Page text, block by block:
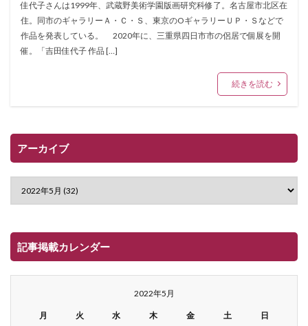
佳代子さんは1999年、武蔵野美術学園版画研究科修了。名古屋市北区在
住。同市のギャラリーＡ・Ｃ・Ｓ、東京のOギャラリーＵＰ・Ｓなどで
作品を発表している。 2020年に、三重県四日市市の侶居で個展を開
催。「吉田佳代子 作品 […]
続きを読む
アーカイブ
記事掲載カレンダー
2022年5月
月 火 水 木 金 土 日